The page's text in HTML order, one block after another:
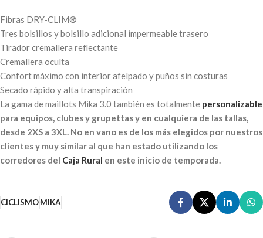
Fibras DRY-CLIM®
Tres bolsillos y bolsillo adicional impermeable trasero
Tirador cremallera reflectante
Cremallera oculta
Confort máximo con interior afelpado y puños sin costuras
Secado rápido y alta transpiración
La gama de maillots Mika 3.0 también es totalmente personalizable
para equipos, clubes y grupettas y en cualquiera de las tallas,
desde 2XS a 3XL. No en vano es de los más elegidos por nuestros
clientes y muy similar al que han estado utilizando los
corredores del Caja Rural en este inicio de temporada.
CICLISMOMIKA